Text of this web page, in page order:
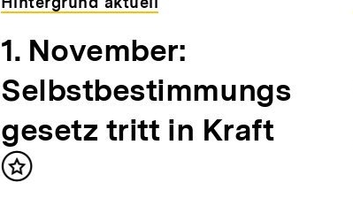
1. November:
Selbstbestimmungs
gesetz tritt in Kraft
Inhalt